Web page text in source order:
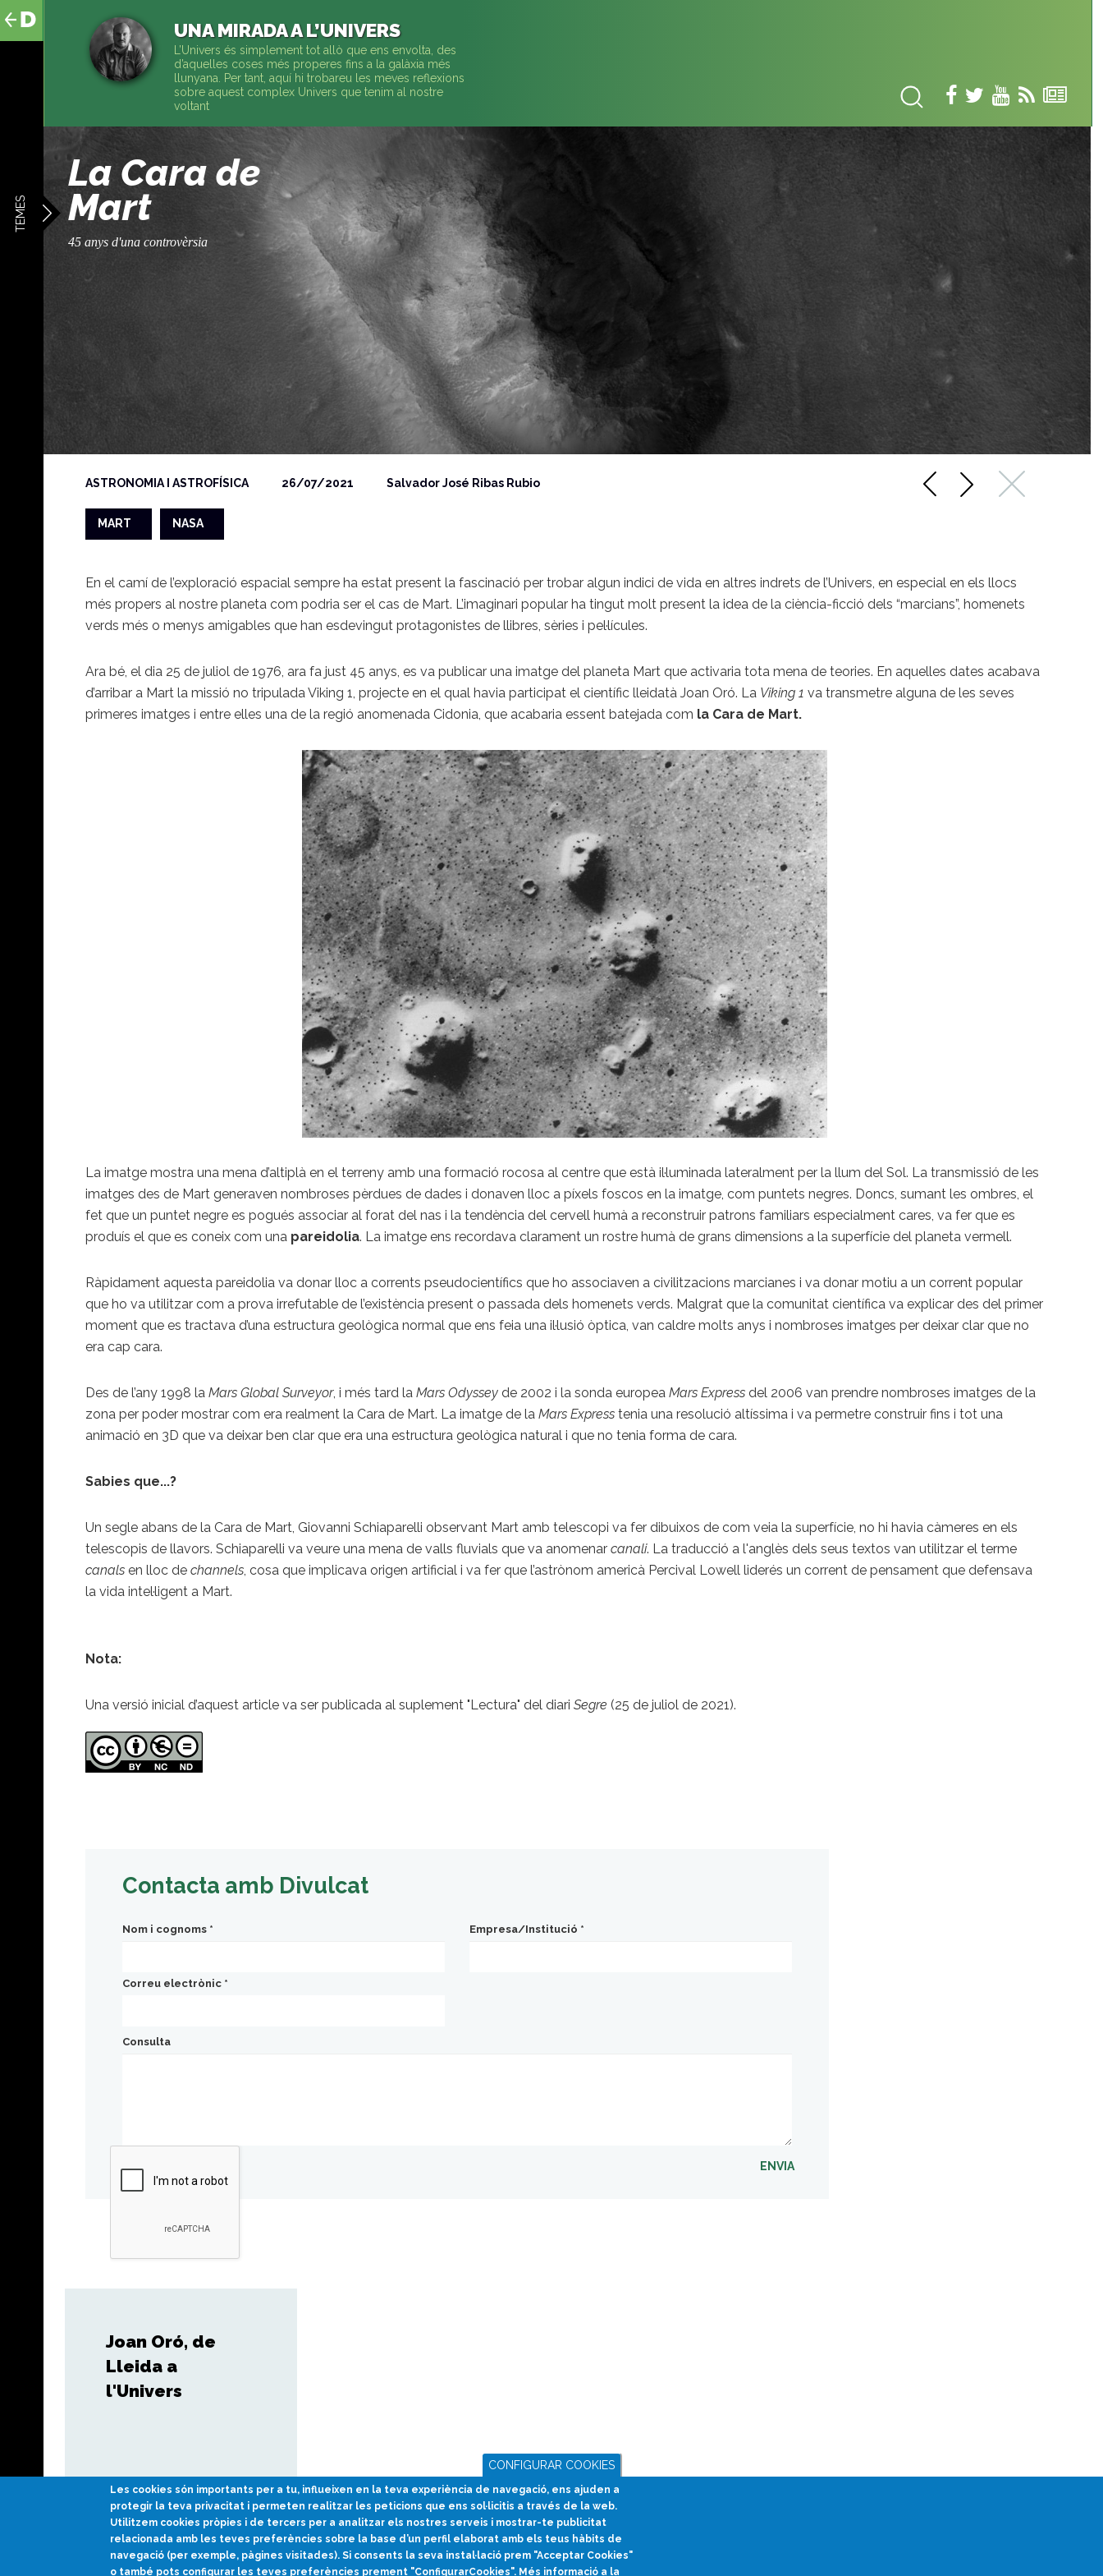
contingut
TEMES
UNA MIRADA A L’UNIVERS
L’Univers és simplement tot allò que ens envolta, des
d’aquelles coses més properes fins a la galàxia més
llunyana. Per tant, aquí hi trobareu les meves reflexions
sobre aquest complex Univers que tenim al nostre
voltant
La Cara de
Mart
45 anys d'una controvèrsia
ASTRONOMIA I ASTROFÍSICA 26/07/2021 Salvador José Ribas Rubio
MART NASA
En el camí de l’exploració espacial sempre ha estat present la fascinació per trobar algun indici de vida en altres indrets de l’Univers, en especial en els llocs
més propers al nostre planeta com podria ser el cas de Mart. L’imaginari popular ha tingut molt present la idea de la ciència-ficció dels “marcians”, homenets
verds més o menys amigables que han esdevingut protagonistes de llibres, sèries i pel·lícules.
Ara bé, el dia 25 de juliol de 1976, ara fa just 45 anys, es va publicar una imatge del planeta Mart que activaria tota mena de teories. En aquelles dates acabava
d’arribar a Mart la missió no tripulada Viking 1, projecte en el qual havia participat el científic lleidatà Joan Oró. La Viking 1va transmetre alguna de les seves
primeres imatges i entre elles una de la regió anomenada Cidonia, que acabaria essent batejada com la Cara de Mart.
La imatge mostra una mena d’altiplà en el terreny amb una formació rocosa al centre que està il·luminada lateralment per la llum del Sol. La transmissió de les
imatges des de Mart generaven nombroses pèrdues de dades i donaven lloc a píxels foscos en la imatge, com puntets negres. Doncs, sumant les ombres, el
fet que un puntet negre es pogués associar al forat del nas i la tendència del cervell humà a reconstruir patrons familiars especialment cares, va fer que es
produís el que es coneix com una pareidolia. La imatge ens recordava clarament un rostre humà de grans dimensions a la superfície del planeta vermell.
Ràpidament aquesta pareidolia va donar lloc a corrents pseudocientífics que ho associaven a civilitzacions marcianes i va donar motiu a un corrent popular
que ho va utilitzar com a prova irrefutable de l’existència present o passada dels homenets verds. Malgrat que la comunitat científica va explicar des del primer
moment que es tractava d’una estructura geològica normal que ens feia una il·lusió òptica, van caldre molts anys i nombroses imatges per deixar clar que no
era cap cara.
Des de l’any 1998 laMars Global Surveyor, i més tard laMars Odysseyde 2002 i la sonda europeaMars Express del 2006 van prendre nombroses imatges de la
zona per poder mostrar com era realment la Cara de Mart. La imatge de laMars Express tenia una resolució altíssima i va permetre construir fins i tot una
animació en 3D que va deixar ben clar que era una estructura geològica natural i que no tenia forma de cara.
Sabies que...?
Un segle abans de la Cara de Mart, Giovanni Schiaparelli observant Mart amb telescopi va fer dibuixos de com veia la superfície, no hi havia càmeres en els
telescopis de llavors. Schiaparelli va veure una mena de valls fluvials que va anomenarcanali. La traducció a l'anglès dels seus textos van utilitzar el terme
canals en lloc dechannels, cosa que implicava origen artificial i va fer que l’astrònom americà Percival Lowell liderés un corrent de pensament que defensava
la vida intel·ligent a Mart.
Nota:
Una versió inicial d’aquest article va ser publicada al suplement "Lectura" del diariSegre(25 de juliol de 2021).
Contacta amb Divulcat
Nom i cognoms * Empresa/Institució *
Correu electrònic *
Consulta
ENVIA
Joan Oró, de
Lleida a
l'Univers
CONFIGURAR COOKIES
Les cookies són importants per a tu, influeixen en la teva experiència de navegació, ens ajuden a
protegir la teva privacitat i permeten realitzar les peticions que ens sol·licitis a través de la web.
Utilitzem cookies pròpies i de tercers per a analitzar els nostres serveis i mostrar-te publicitat
relacionada amb les teves preferències sobre la base d’un perfil elaborat amb els teus hàbits de
navegació (per exemple, pàgines visitades). Si consents la seva instal·lació prem "Acceptar Cookies"
o també pots configurar les teves preferències prement "ConfigurarCookies". Més informació a la